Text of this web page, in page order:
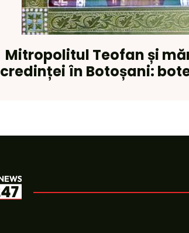
Mitropolitul Teofan și
credinței în Botoșani: